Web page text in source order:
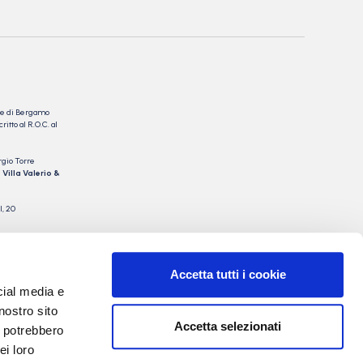
media e
sito
loro
Accetta tutti i cookie
Accetta selezionati
di Bergamo
al R.O.C. al
Torre
Villa Valerio &
20